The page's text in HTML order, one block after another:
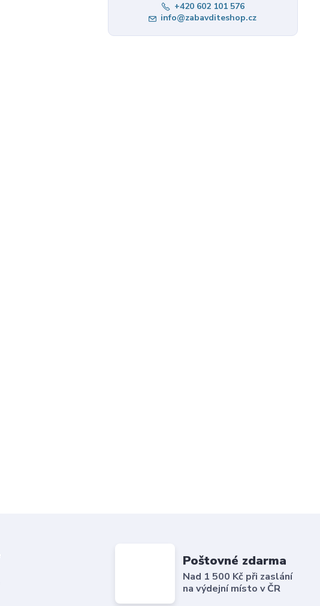
+420 602 101 576
info@zabavditeshop.cz
Poštovné zdarma
Nad 1 500 Kč při zaslání
na výdejní místo v ČR